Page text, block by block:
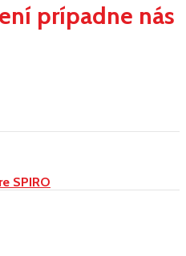
prípadne nás
SPIRO